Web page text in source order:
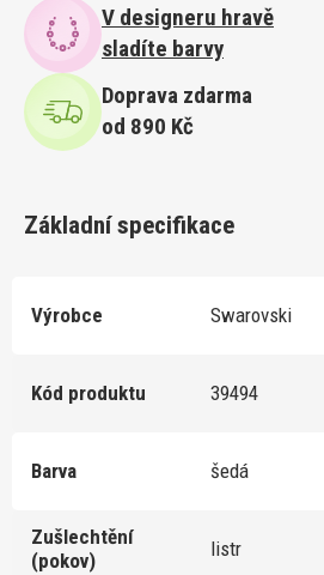
V designeru hravě
sladíte barvy
Doprava zdarma
od 890 Kč
Základní specifikace
Výrobce Swarovski
Kód produktu 39494
Barva šedá
Zušlechtění
(pokov)
listr